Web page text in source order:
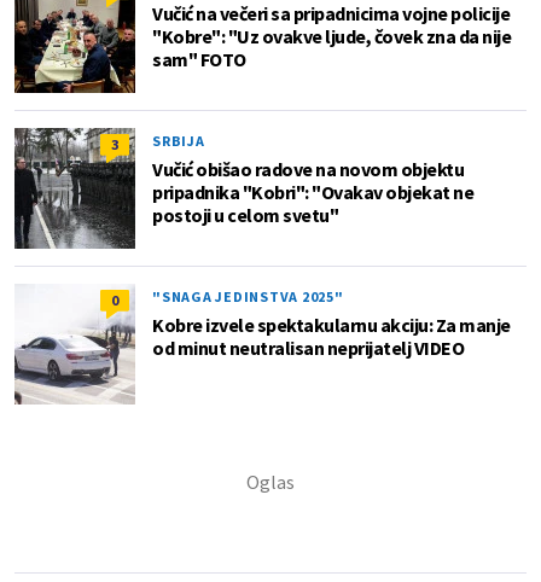
Vučić na večeri sa pripadnicima vojne policije
"Kobre": "Uz ovakve ljude, čovek zna da nije
sam" FOTO
3 SRBIJA
Vučić obišao radove na novom objektu
pripadnika "Kobri": "Ovakav objekat ne
postoji u celom svetu"
0 "SNAGA JEDINSTVA 2025"
Kobre izvele spektakularnu akciju: Za manje
od minut neutralisan neprijatelj VIDEO